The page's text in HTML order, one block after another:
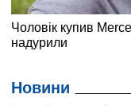
Новини